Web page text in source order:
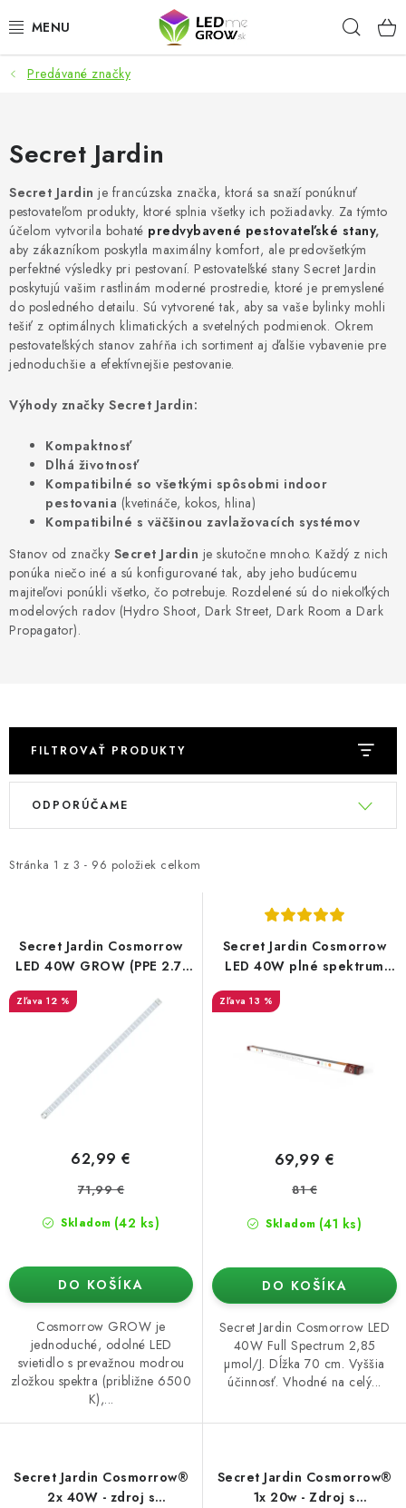
na
AKCIE
PESTOVATEĽSKÉ POTREBY
PRE AKVÁRIA
MICROGREENS
SMART GARDEN
Hodnotenie obchodu O nákupu
Blog
Predávané značky
Secret Jardin
Secret Jardin je francúzska značka, ktorá sa snaží ponúknuť
pestovateľom produkty, ktoré splnia všetky ich požiadavky. Za týmto
účelom vytvorila bohaté predvybavené pestovateľské stany,
aby zákazníkom poskytla maximálny komfort, ale predovšetkým
perfektné výsledky pri pestovaní. Pestovateľské stany Secret Jardin
poskytujú vašim rastlinám moderné prostredie, ktoré je premyslené
do posledného detailu. Sú vytvorené tak, aby sa vaše bylinky mohli
tešiť z optimálnych klimatických a svetelných podmienok. Okrem
pestovateľských stanov zahŕňa ich sortiment aj ďalšie vybavenie pre
jednoduchšie a efektívnejšie pestovanie.
Výhody značky Secret Jardin:
Kompaktnosť
Dlhá životnosť
Kompatibilné so všetkými spôsobmi indoor
pestovania (kvetináče, kokos, hlina)
Kompatibilné s väčšinou zavlažovacích systémov
Stanov od značky Secret Jardin je skutočne mnoho. Každý z nich
ponúka niečo iné a sú konfigurované tak, aby jeho budúcemu
majiteľovi ponúkli všetko, čo potrebuje. Rozdelené sú do niekoľkých
modelových radov (Hydro Shoot, Dark Street, Dark Room a Dark
Propagator).
FILTROVAŤ PRODUKTY
V
i
o
d
u
Stránka 1 z 3 - 96 položiek celkom
R
e
e
p
r
o
ODPORÚČAME
Secret Jardin Cosmorrow
LED 40W GROW (PPE 2.7)
(COP4065)
12 %
Skladom (42 ks)
62,99 €
71,99 €
DO KOŠÍKA
Cosmorrow GROW je
jednoduché, odolné LED
svietidlo s prevažnou modrou
zložkou spektra (približne 6500
K),...
Secret Jardin Cosmorrow
LED 40W plné spektrum
13 %
Skladom (41 ks)
69,99 €
81 €
DO KOŠÍKA
Secret Jardin Cosmorrow LED
40W Full Spectrum 2,85
µmol/J. Dĺžka 70 cm. Vyššia
účinnosť. Vhodné na celý...
Secret Jardin Cosmorrow®
2x 40W - zdroj s
Secret Jardin Cosmorrow®
1x 20w - Zdroj s